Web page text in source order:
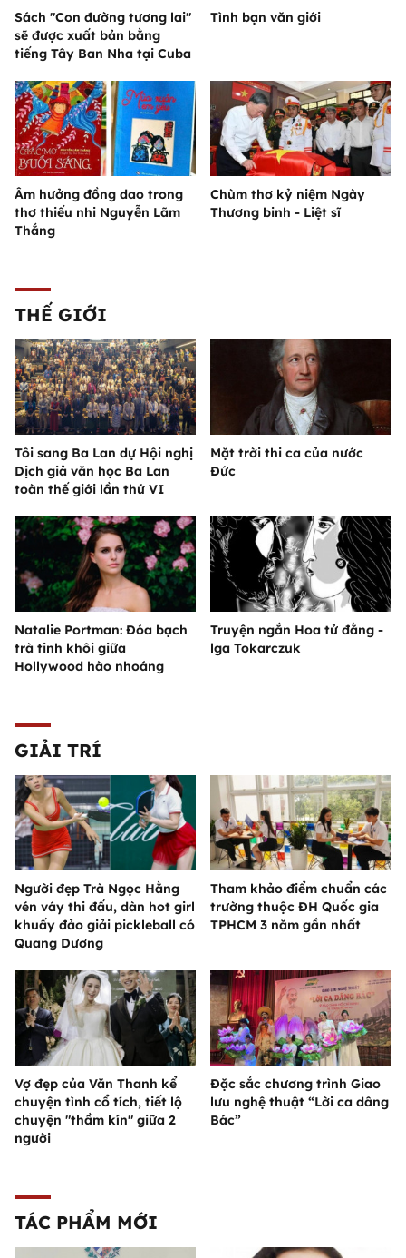
Sách "Con đường tương lai"
sẽ được xuất bản bằng
tiếng Tây Ban Nha tại Cuba
Tình bạn văn giới
Âm hưởng đồng dao trong
thơ thiếu nhi Nguyễn Lãm
Thắng
Chùm thơ kỷ niệm Ngày
Thương binh - Liệt sĩ
THẾ GIỚI
Tôi sang Ba Lan dự Hội nghị
Dịch giả văn học Ba Lan
toàn thế giới lần thứ VI
Mặt trời thi ca của nước
Đức
Natalie Portman: Đóa bạch
trà tinh khôi giữa
Hollywood hào nhoáng
Truyện ngắn Hoa tử đằng -
lga Tokarczuk
GIẢI TRÍ
Người đẹp Trà Ngọc Hằng
vén váy thi đấu, dàn hot girl
khuấy đảo giải pickleball có
Quang Dương
Tham khảo điểm chuẩn các
trường thuộc ĐH Quốc gia
TPHCM 3 năm gần nhất
Vợ đẹp của Văn Thanh kể
chuyện tình cổ tích, tiết lộ
chuyện "thầm kín" giữa 2
người
Đặc sắc chương trình Giao
lưu nghệ thuật “Lời ca dâng
Bác”
TÁC PHẨM MỚI